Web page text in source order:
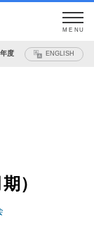
MENU
度 ENGLISH
）